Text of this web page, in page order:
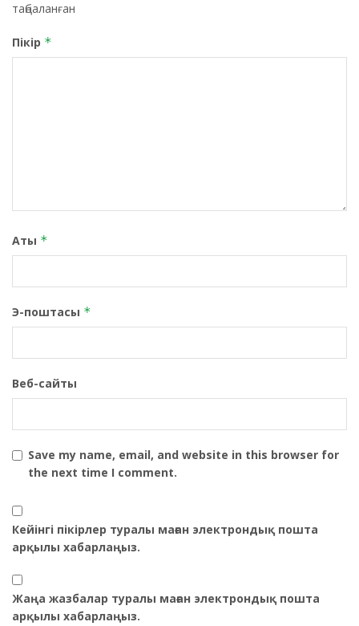
таңбаланған
Пікір *
Аты *
Э-поштасы *
Веб-сайты
Save my name, email, and website in this browser for
the next time I comment.
Кейінгі пікірлер туралы маған электрондық пошта
арқылы хабарлаңыз.
Жаңа жазбалар туралы маған электрондық пошта
арқылы хабарлаңыз.